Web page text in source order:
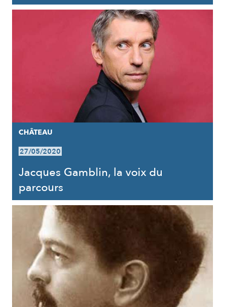
CHÂTEAU
27/05/2020
Jacques Gamblin, la voix du
parcours